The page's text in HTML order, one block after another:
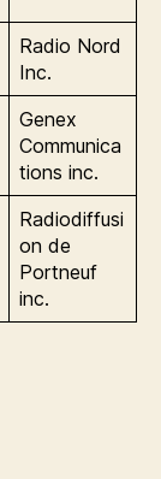
Radio Nord
Inc.
Genex
Communica
tions inc.
Radiodiffusi
on de
Portneuf
inc.